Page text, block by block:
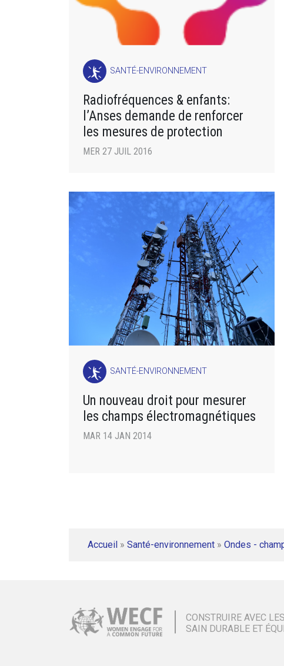
SANTÉ-ENVIRONNEMENT
Radiofréquences & enfants:
l’Anses demande de renforcer
les mesures de protection
MER 27 JUIL 2016
SANTÉ-ENVIRONNEMENT
Un nouveau droit pour mesurer
les champs électromagnétiques
MAR 14 JAN 2014
Accueil » Santé-environnement » Ondes -
CONSTRUIRE AVEC
SAIN DURABLE ET